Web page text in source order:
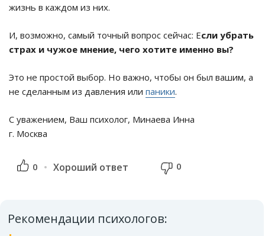
жизнь в каждом из них.
И, возможно, самый точный вопрос сейчас: Если убрать
страх и чужое мнение, чего хотите именно вы?
Это не простой выбор. Но важно, чтобы он был вашим, а
не сделанным из давления или паники.
С уважением, Ваш психолог, Минаева Инна
г. Москва
0 Хороший ответ 0
Рекомендации психологов: